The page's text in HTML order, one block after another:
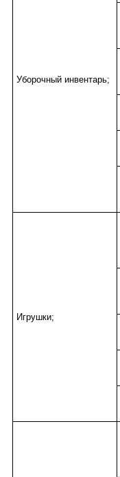
Уборочный инвентарь;
Игрушки;